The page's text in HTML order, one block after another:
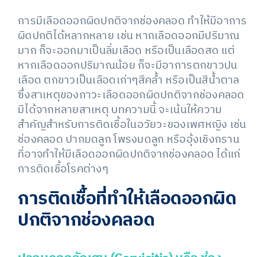
การมีเลือดออกผิดปกติจากช่องคลอด ทำให้มีอาการ
ผิดปกติได้หลากหลาย เช่น หากเลือดออกมีปริมาณ
มาก ก็จะออกมาเป็นลิ่มเลือด หรือเป็นเลือดสด แต่
หากเลือดออกปริมาณน้อย ก็จะมีอาการตกขาวปน
เลือด ตกขาวเป็นเลือดเก่าๆสีคล้ำ หรือเป็นสีน้ำตาล
ซึ่งสาเหตุของภาวะเลือดออกผิดปกติจากช่องคลอด
มีได้จากหลายสาเหตุ บทความนี้ จะเน้นให้ความ
สำคัญสำหรับการติดเชื้อในอวัยวะของเพศหญิง เช่น
ช่องคลอด ปากมดลูก โพรงมดลูก หรืออุ้งเชิงกราน
ที่อาจทำให้มีเลือดออกผิดปกติจากช่องคลอด ได้แก่
การติดเชื้อโรคต่างๆ
การติดเชื้อที่ทำให้เลือดออกผิด
ปกติจากช่องคลอด